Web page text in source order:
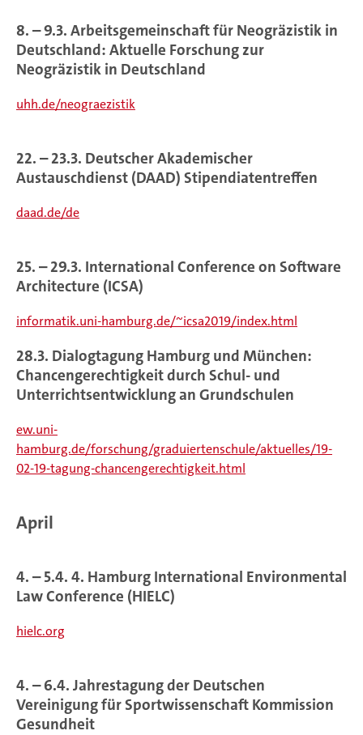
8. – 9.3. Arbeitsgemeinschaft für Neogräzistik in
Deutschland: Aktuelle Forschung zur
Neogräzistik in Deutschland
uhh.de/neograezistik
22. – 23.3. Deutscher Akademischer
Austauschdienst (DAAD) Stipendiatentreffen
daad.de/de
25. – 29.3. International Conference on Software
Architecture (ICSA)
informatik.uni-hamburg.de/~icsa2019/index.html
28.3. Dialogtagung Hamburg und München:
Chancengerechtigkeit durch Schul- und
Unterrichtsentwicklung an Grundschulen
ew.uni-
hamburg.de/forschung/graduiertenschule/aktuelles/19-
02-19-tagung-chancengerechtigkeit.html
April
4. – 5.4. 4. Hamburg International Environmental
Law Conference (HIELC)
hielc.org
4. – 6.4. Jahrestagung der Deutschen
Vereinigung für Sportwissenschaft Kommission
Gesundheit